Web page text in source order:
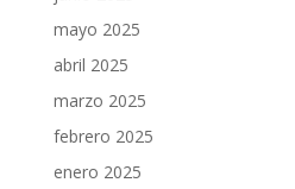
mayo 2025
abril 2025
marzo 2025
febrero 2025
enero 2025